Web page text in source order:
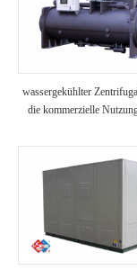
wassergekühlter
die kommerzielle